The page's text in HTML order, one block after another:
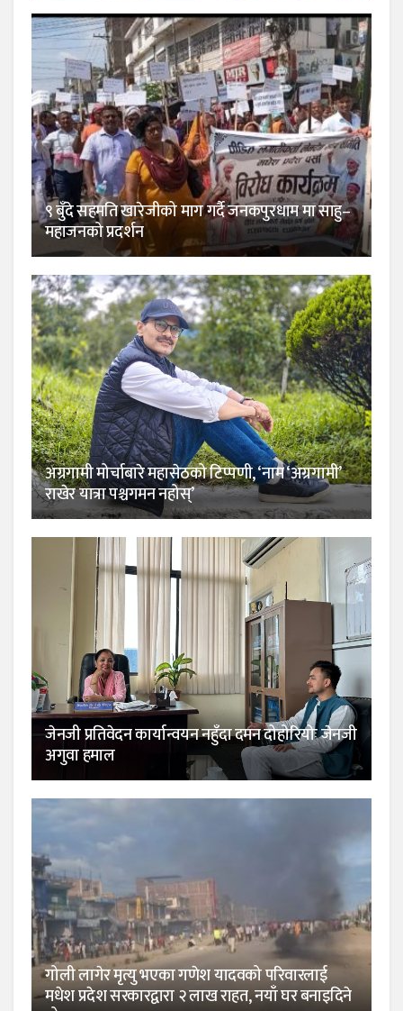
९ बुँदे सहमति खारेजीको माग गर्दै जनकपुरधाम मा साहु–
महाजनको प्रदर्शन
अग्रगामी मोर्चाबारे महासेठको टिप्पणी, ‘नाम ‘अग्रगामी’
राखेर यात्रा पश्चगमन नहोस्’
जेनजी प्रतिवेदन कार्यान्वयन नहुँदा दमन दोहोरियोः जेनजी
अगुवा हमाल
गोली लागेर मृत्यु भएका गणेश यादवको परिवारलाई
मधेश प्रदेश सरकारद्वारा २ लाख राहत, नयाँ घर बनाइदिने